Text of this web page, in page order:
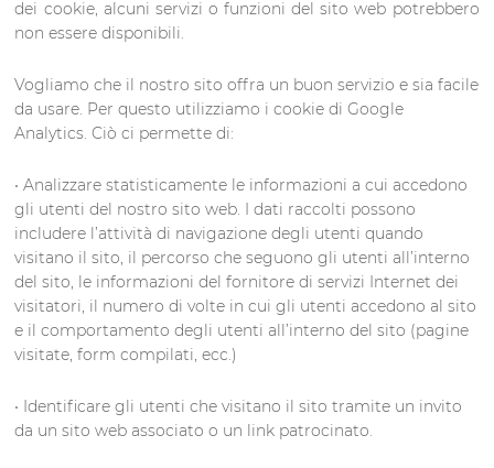
dei cookie, alcuni servizi o funzioni del sito web potrebbero
non essere disponibili.
Vogliamo che il nostro sito offra un buon servizio e sia facile
da usare. Per questo utilizziamo i cookie di Google
Analytics. Ciò ci permette di:
• Analizzare statisticamente le informazioni a cui accedono
gli utenti del nostro sito web. I dati raccolti possono
includere l’attività di navigazione degli utenti quando
visitano il sito, il percorso che seguono gli utenti all’interno
del sito, le informazioni del fornitore di servizi Internet dei
visitatori, il numero di volte in cui gli utenti accedono al sito
e il comportamento degli utenti all’interno del sito (pagine
visitate, form compilati, ecc.)
• Identificare gli utenti che visitano il sito tramite un invito
da un sito web associato o un link patrocinato.